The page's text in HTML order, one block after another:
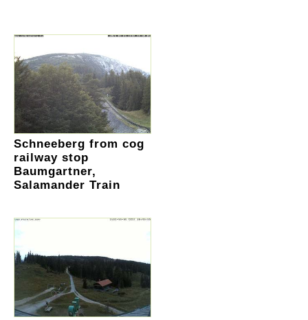
Schneeberg from cog
railway stop
Baumgartner,
Salamander Train